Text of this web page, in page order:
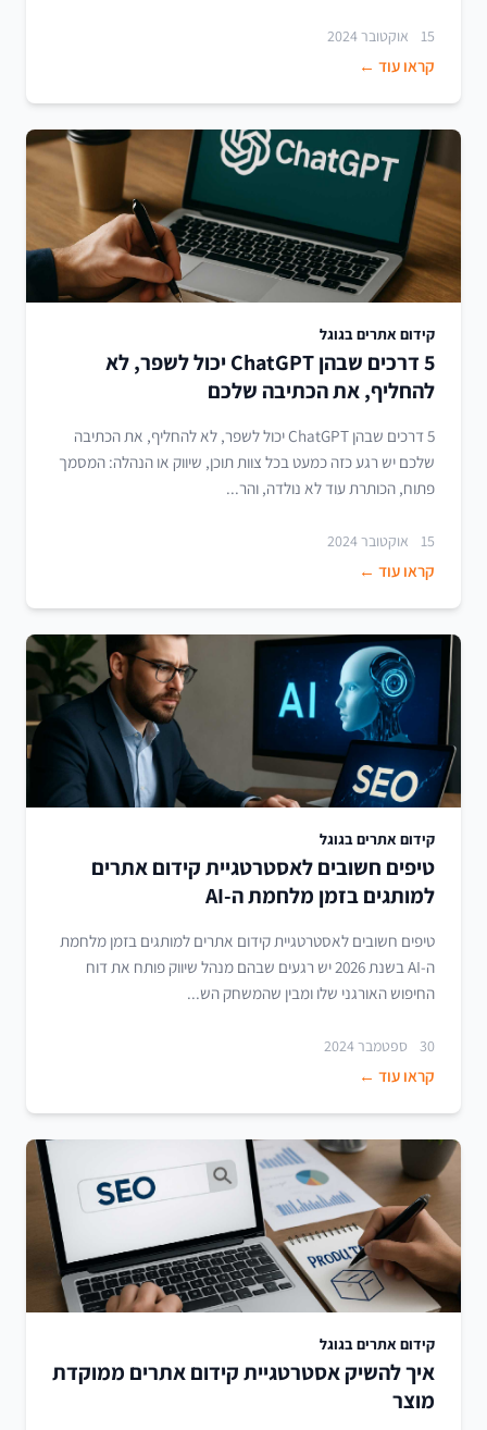
15 אוקטובר 2024
קראו עוד ←
קידום אתרים בגוגל
5 דרכים שבהן ChatGPT יכול לשפר, לא
להחליף, את הכתיבה שלכם
5 דרכים שבהן ChatGPT יכול לשפר, לא להחליף, את הכתיבה
שלכם יש רגע כזה כמעט בכל צוות תוכן, שיווק או הנהלה: המסמך
פתוח, הכותרת עוד לא נולדה, והר...
15 אוקטובר 2024
קראו עוד ←
קידום אתרים בגוגל
טיפים חשובים לאסטרטגיית קידום אתרים
למותגים בזמן מלחמת ה-AI
טיפים חשובים לאסטרטגיית קידום אתרים למותגים בזמן מלחמת
ה-AI בשנת 2026 יש רגעים שבהם מנהל שיווק פותח את דוח
החיפוש האורגני שלו ומבין שהמשחק הש...
30 ספטמבר 2024
קראו עוד ←
קידום אתרים בגוגל
איך להשיק אסטרטגיית קידום אתרים ממוקדת
מוצר